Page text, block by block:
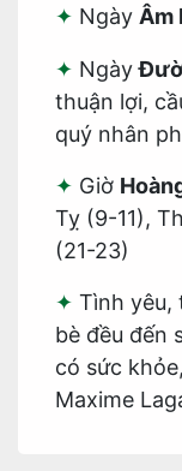
Ngày Âm
Ngày
thuận lợi,
quý nhân
Giờ
Tỵ (9-11),
(21-23)
Tình yêu,
bè đều đến
có sức
Maxime